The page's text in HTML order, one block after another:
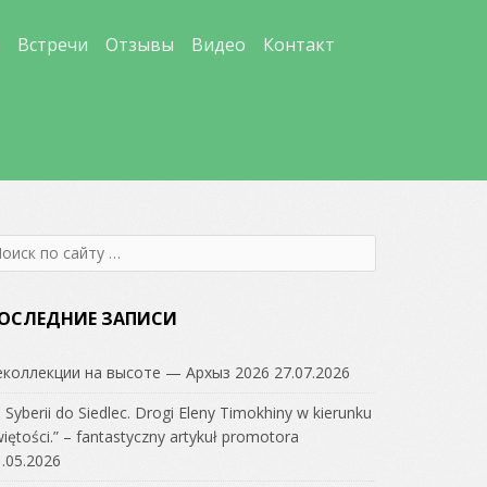
Встречи Отзывы Видео Контакт
ЗАПИСИ
на высоте — Архыз 2026 27.07.2026
Syberii do Siedlec. Drogi Eleny Timokhiny w kierunku
– fantastyczny artykuł promotora